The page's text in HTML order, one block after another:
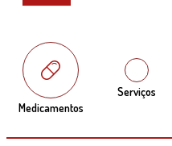
Medicamentos
Serviços